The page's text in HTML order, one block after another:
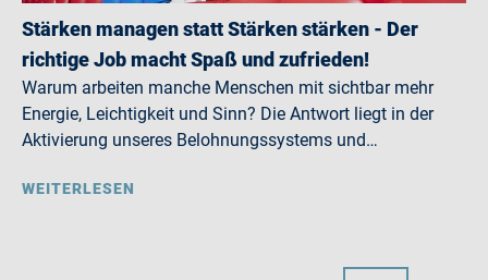
Stärken managen statt Stärken stärken - Der
richtige Job macht Spaß und zufrieden!
Warum arbeiten manche Menschen mit sichtbar mehr
Energie, Leichtigkeit und Sinn? Die Antwort liegt in der
Aktivierung unseres Belohnungssystems und…
WEITERLESEN